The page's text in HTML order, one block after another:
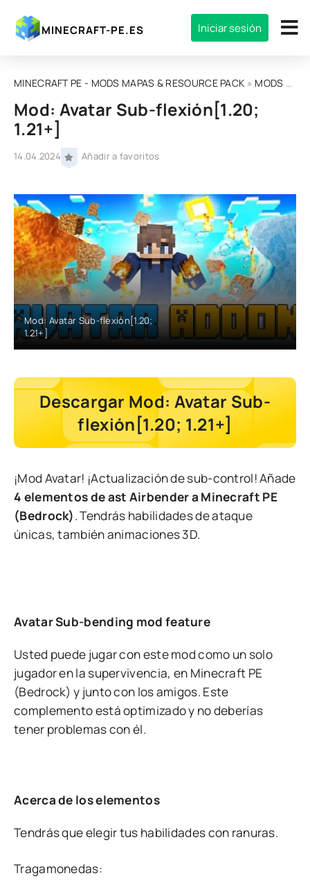
MINECRAFT-PE.ES Iniciar sesión
MINECRAFT PE - MODS MAPAS & RESOURCE PACK » MODS
Mod: Avatar Sub-flexión[1.20;
1.21+]
14.04.2024 Añadir a favoritos
Mod: Avatar Sub-flexión[1.20;
1.21+]
Descargar Mod: Avatar Sub-
flexión[1.20; 1.21+]
¡Mod Avatar! ¡Actualización de sub-control! Añade
4 elementos de ast Airbender a Minecraft PE
(Bedrock). Tendrás habilidades de ataque
únicas, también animaciones 3D.
Avatar Sub-bending mod feature
Usted puede jugar con este mod como un solo
jugador en la supervivencia, en Minecraft PE
(Bedrock) y junto con los amigos. Este
complemento está optimizado y no deberías
tener problemas con él.
Acerca de los elementos
Tendrás que elegir tus habilidades con ranuras.
Tragamonedas: